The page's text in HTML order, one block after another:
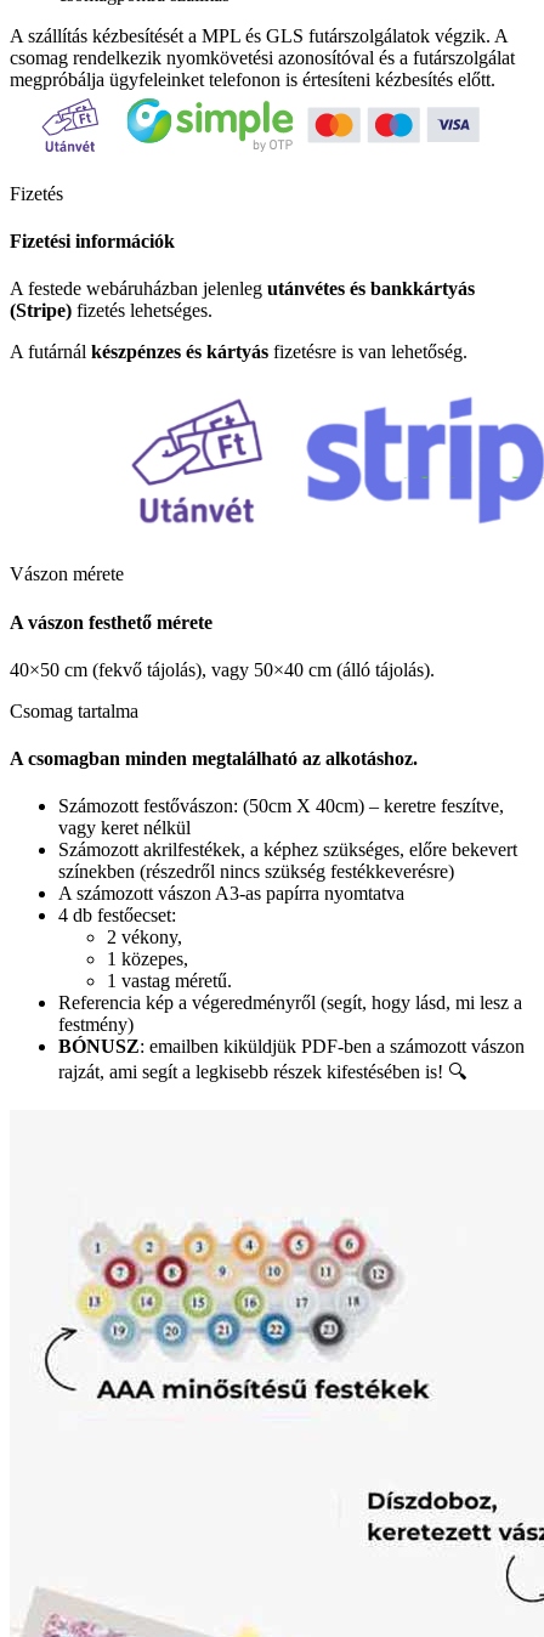
A szállítás kézbesítését a MPL és GLS futárszolgálatok végzik. A
csomag rendelkezik nyomkövetési azonosítóval és a futárszolgálat
megpróbálja ügyfeleinket telefonon is értesíteni kézbesítés előtt.
Fizetés
Fizetési információk
A festede webáruházban jelenleg utánvétes és bankkártyás
(Stripe) fizetés lehetséges.
A futárnál készpénzes és kártyás fizetésre is van lehetőség.
Vászon mérete
A vászon festhető mérete
40×50 cm (fekvő tájolás), vagy 50×40 cm (álló tájolás).
Csomag tartalma
A csomagban minden megtalálható az alkotáshoz.
Számozott festővászon: (50cm X 40cm) – keretre feszítve,
vagy keret nélkül
Számozott akrilfestékek, a képhez szükséges, előre bekevert
színekben (részedről nincs szükség festékkeverésre)
A számozott vászon A3-as papírra nyomtatva
4 db festőecset:
2 vékony,
1 közepes,
1 vastag méretű.
Referencia kép a végeredményről (segít, hogy lásd, mi lesz a
festmény)
BÓNUSZ: emailben kiküldjük PDF-ben a számozott vászon
rajzát, ami segít a legkisebb részek kifestésében is! 🔍